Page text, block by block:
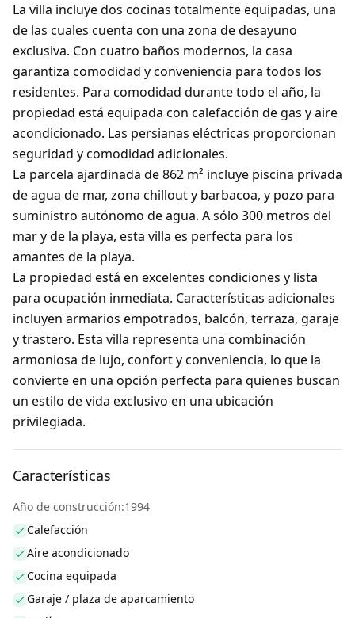
La villa incluye dos cocinas totalmente equipadas, una
de las cuales cuenta con una zona de desayuno
exclusiva. Con cuatro baños modernos, la casa
garantiza comodidad y conveniencia para todos los
residentes. Para comodidad durante todo el año, la
propiedad está equipada con calefacción de gas y aire
acondicionado. Las persianas eléctricas proporcionan
seguridad y comodidad adicionales.
La parcela ajardinada de 862 m² incluye piscina privada
de agua de mar, zona chillout y barbacoa, y pozo para
suministro autónomo de agua. A sólo 300 metros del
mar y de la playa, esta villa es perfecta para los
amantes de la playa.
La propiedad está en excelentes condiciones y lista
para ocupación inmediata. Características adicionales
incluyen armarios empotrados, balcón, terraza, garaje
y trastero. Esta villa representa una combinación
armoniosa de lujo, confort y conveniencia, lo que la
convierte en una opción perfecta para quienes buscan
un estilo de vida exclusivo en una ubicación
privilegiada.
Características
Año de construcción:1994
Calefacción
Aire acondicionado
Cocina equipada
Garaje / plaza de aparcamiento